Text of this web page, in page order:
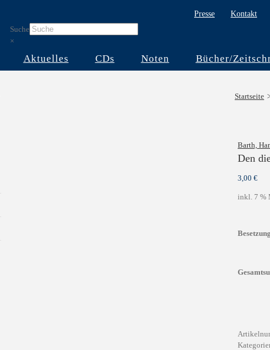
Presse Kontakt
Suche
×
Aktuelles CDs Noten Bücher/
Startseite
Barth,
Den
3,00 €
inkl. 7 %